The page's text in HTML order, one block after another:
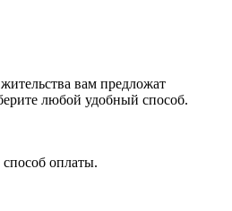
вам предложат
любой удобный способ.
оплаты.